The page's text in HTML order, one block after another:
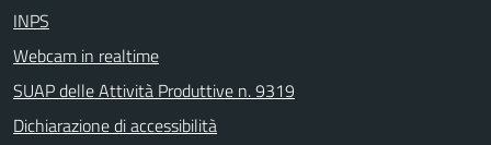
INPS
Webcam in realtime
SUAP delle Attività Produttive n. 9319
Dichiarazione di accessibilità